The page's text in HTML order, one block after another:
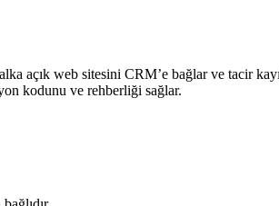
açık web sitesini CRM’e bağlar ve tacir
kodunu ve rehberliği sağlar.